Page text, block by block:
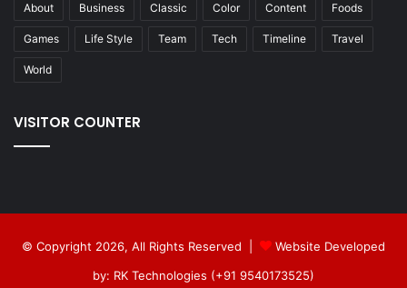
About Business Classic Color Content Foods
Games Life Style Team Tech Timeline Travel
World
VISITOR COUNTER
© Copyright 2026, All Rights Reserved |
Website Developed
by: RK Technologies (+91 9540173525)